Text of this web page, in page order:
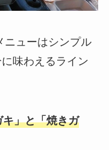
ニューはシンプル
味わえるライン
」と「焼きガ